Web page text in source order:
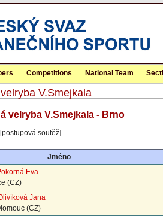
Competitions National Team
V.Smejkala
velryba V.Smejkala - Brno
soutěž]
Jméno
Eva
(CZ)
Jana
(CZ)